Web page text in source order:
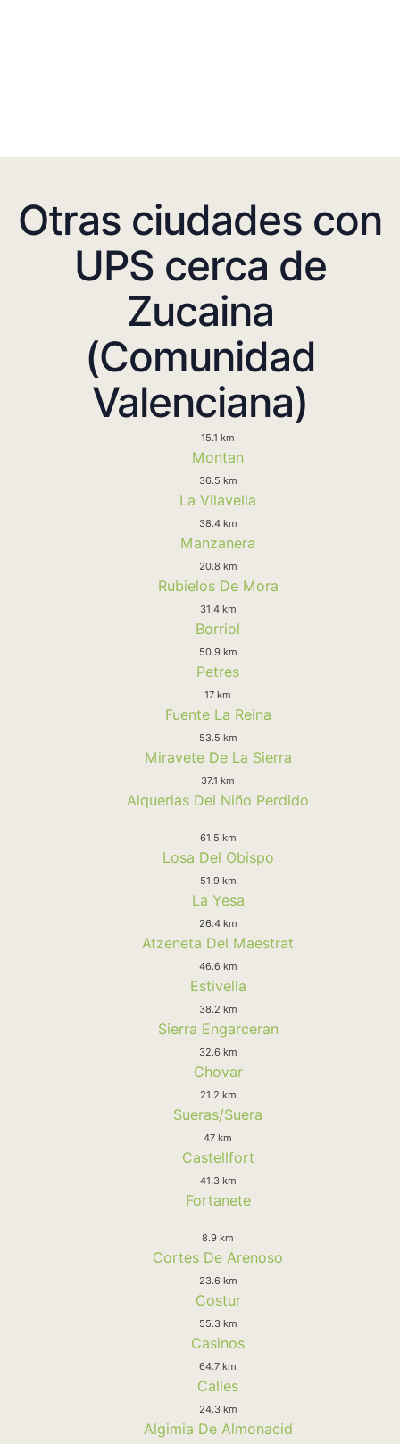
Otras ciudades con
UPS cerca de
Zucaina
(Comunidad
Valenciana)
15.1 km
Montan
36.5 km
La Vilavella
38.4 km
Manzanera
20.8 km
Rubielos De Mora
31.4 km
Borriol
50.9 km
Petres
17 km
Fuente La Reina
53.5 km
Miravete De La Sierra
37.1 km
Alquerias Del Niño Perdido
61.5 km
Losa Del Obispo
51.9 km
La Yesa
26.4 km
Atzeneta Del Maestrat
46.6 km
Estivella
38.2 km
Sierra Engarceran
32.6 km
Chovar
21.2 km
Sueras/Suera
47 km
Castellfort
41.3 km
Fortanete
8.9 km
Cortes De Arenoso
23.6 km
Costur
55.3 km
Casinos
64.7 km
Calles
24.3 km
Algimia De Almonacid